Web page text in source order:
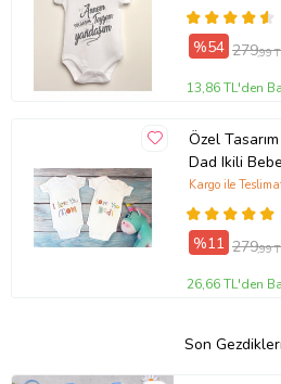
%54 279,99
13,86 TL'den
Özel
Dad Ikili
Baba Bebek
Kargo ile
%11 279,99
26,66 TL'den
Son